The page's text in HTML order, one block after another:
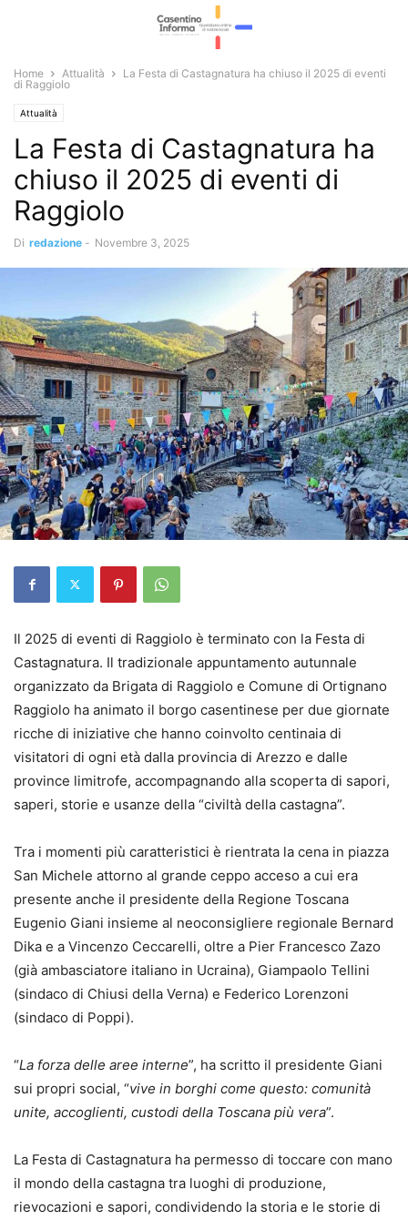
Home Attualità
La Festa di Castagnatura ha chiuso il 2025 di eventi
di Raggiolo
Attualità
La Festa di Castagnatura ha
chiuso il 2025 di eventi di
Raggiolo
Di redazione - Novembre 3, 2025
Il 2025 di eventi di Raggiolo è terminato con la Festa di
Castagnatura. Il tradizionale appuntamento autunnale
organizzato da Brigata di Raggiolo e Comune di Ortignano
Raggiolo ha animato il borgo casentinese per due giornate
ricche di iniziative che hanno coinvolto centinaia di
visitatori di ogni età dalla provincia di Arezzo e dalle
province limitrofe, accompagnando alla scoperta di sapori,
saperi, storie e usanze della “civiltà della castagna”.
Tra i momenti più caratteristici è rientrata la cena in piazza
San Michele attorno al grande ceppo acceso a cui era
presente anche il presidente della Regione Toscana
Eugenio Giani insieme al neoconsigliere regionale Bernard
Dika e a Vincenzo Ceccarelli, oltre a Pier Francesco Zazo
(già ambasciatore italiano in Ucraina), Giampaolo Tellini
(sindaco di Chiusi della Verna) e Federico Lorenzoni
(sindaco di Poppi).
“La forza delle aree interne”, ha scritto il presidente Giani
sui propri social, “vive in borghi come questo: comunità
unite, accoglienti, custodi della Toscana più vera”.
La Festa di Castagnatura ha permesso di toccare con mano
il mondo della castagna tra luoghi di produzione,
rievocazioni e sapori, condividendo la storia e le storie di